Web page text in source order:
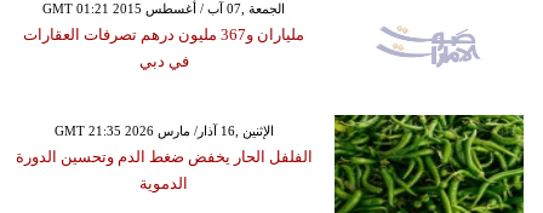
GMT 01:21 2015 الجمعة ,07 آب / أغسطس
ملياران و367 مليون درهم تصرفات العقارات
في دبي
GMT 21:35 2026 الإثنين ,16 آذار/ مارس
الفلفل الحار يخفض ضغط الدم وتحسين الدورة
الدموية